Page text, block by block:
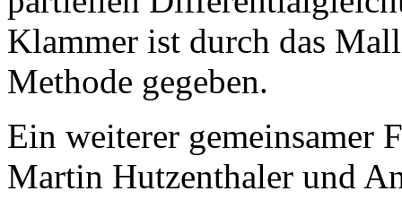
Klammer ist durch das
Methode gegeben.
Ein weiterer gemeinsamer
Martin Hutzenthaler und